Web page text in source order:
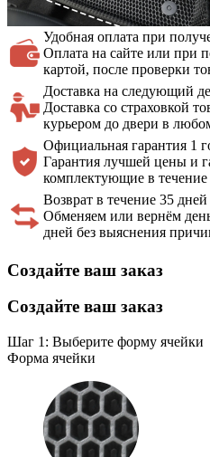
Удобная оплата при
Оплата на сайте или при
картой, после проверки
Доставка на следующий
Доставка со страховкой
курьером до двери в
Официальная гарантия 1
Гарантия лучшей цены и
комплектующие в течение
Возврат в течение 35 дней
Обменяем или вернём
дней без выяснения
Создайте ваш заказ
Создайте ваш заказ
Шаг 1: Выберите форму ячейки
Форма ячейки